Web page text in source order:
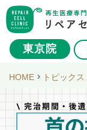
東京院
HOME トピックス